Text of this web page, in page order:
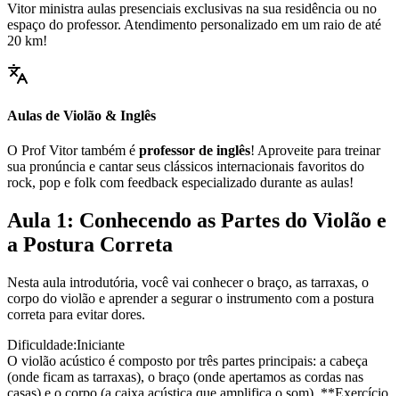
Vitor ministra aulas presenciais exclusivas na sua residência ou no
espaço do professor. Atendimento personalizado em um raio de até
20 km!
Aulas de Violão & Inglês
O Prof Vitor também é professor de inglês! Aproveite para treinar
sua pronúncia e cantar seus clássicos internacionais favoritos do
rock, pop e folk com feedback especializado durante as aulas!
Aula 1: Conhecendo as Partes do Violão e
a Postura Correta
Nesta aula introdutória, você vai conhecer o braço, as tarraxas, o
corpo do violão e aprender a segurar o instrumento com a postura
correta para evitar dores.
Dificuldade:Iniciante
O violão acústico é composto por três partes principais: a cabeça
(onde ficam as tarraxas), o braço (onde apertamos as cordas nas
casas) e o corpo (a caixa acústica que amplifica o som). **Exercício